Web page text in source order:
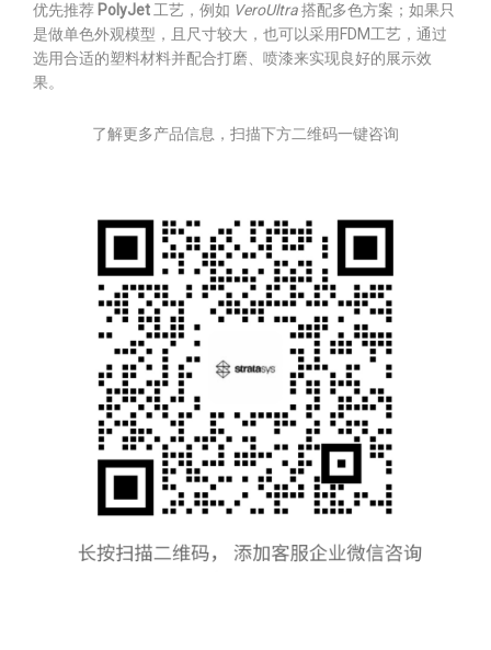
优先推荐 PolyJet 工艺，例如 VeroUltra搭配多色方案；如果只
是做单色外观模型，且尺寸较大，也可以采用FDM工艺，通过
选用合适的塑料材料并配合打磨、喷漆来实现良好的展示效
果。
了解更多产品信息，扫描下方二维码一键咨询